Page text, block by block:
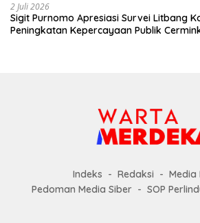
2 Juli 2026
Sigit Purnomo Apresiasi Survei Litbang
Peningkatan Kepercayaan Publik
Indeks Redaksi
Media
Pedoman Media Siber
SOP